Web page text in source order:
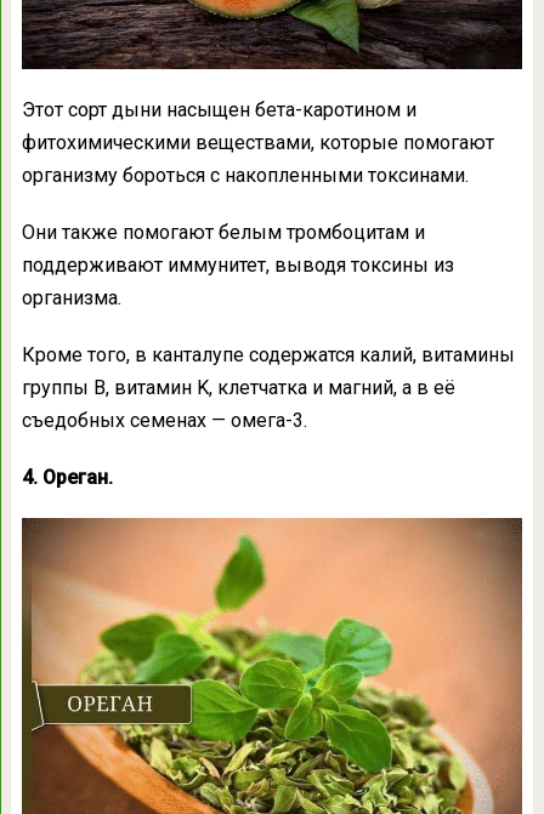
Этот сорт дыни насыщен бета-каротином и
фитохимическими веществами, которые помогают
организму бороться с накопленными токсинами.
Они также помогают белым тромбоцитам и
поддерживают иммунитет, выводя токсины из
организма.
Кроме того, в канталупе содержатся калий, витамины
группы B, витамин K, клетчатка и магний, а в её
съедобных семенах — омега-3.
4. Ореган.